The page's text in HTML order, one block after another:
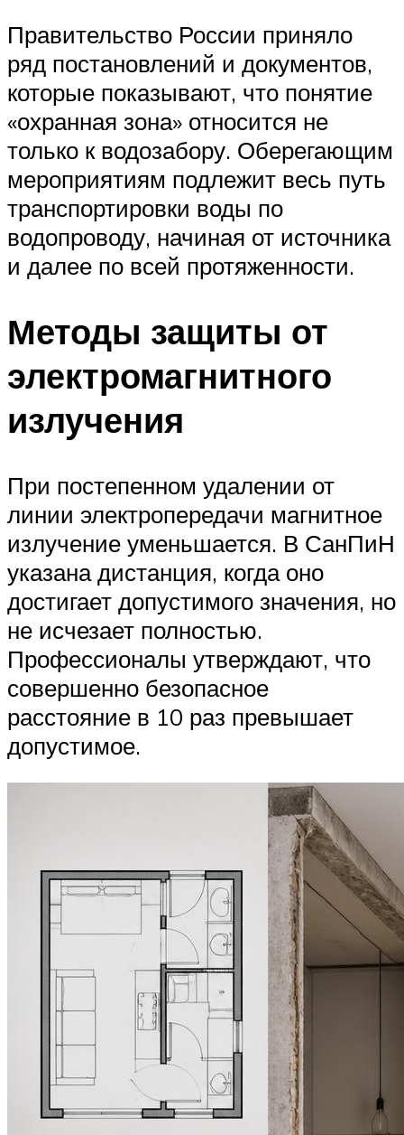
Правительство России приняло
ряд постановлений и документов,
которые показывают, что понятие
«охранная зона» относится не
только к водозабору. Оберегающим
мероприятиям подлежит весь путь
транспортировки воды по
водопроводу, начиная от источника
и далее по всей протяженности.
Методы защиты от
электромагнитного
излучения
При постепенном удалении от
линии электропередачи магнитное
излучение уменьшается. В СанПиН
указана дистанция, когда оно
достигает допустимого значения, но
не исчезает полностью.
Профессионалы утверждают, что
совершенно безопасное
расстояние в 10 раз превышает
допустимое.